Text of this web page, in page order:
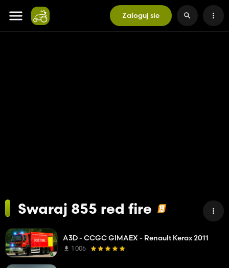
Zaloguj sie
Swaraj 855 red fire
A3D - CCGC GIMAEX - Renault Kerax 2011
1 006